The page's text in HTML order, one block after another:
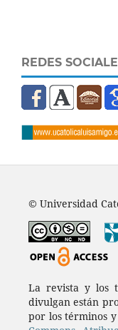
REDES
© Universidad
La revista y los
divulgan están
por los términos